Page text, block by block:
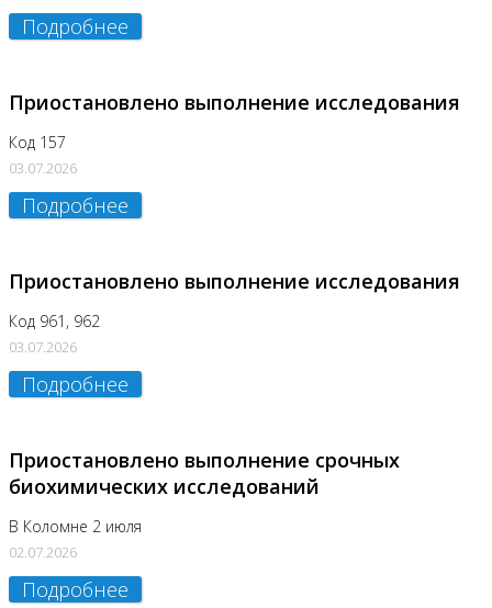
Подробнее
Приостановлено выполнение исследования
Код 157
03.07.2026
Подробнее
Приостановлено выполнение исследования
Код 961, 962
03.07.2026
Подробнее
Приостановлено выполнение срочных
биохимических исследований
В Коломне 2 июля
02.07.2026
Подробнее